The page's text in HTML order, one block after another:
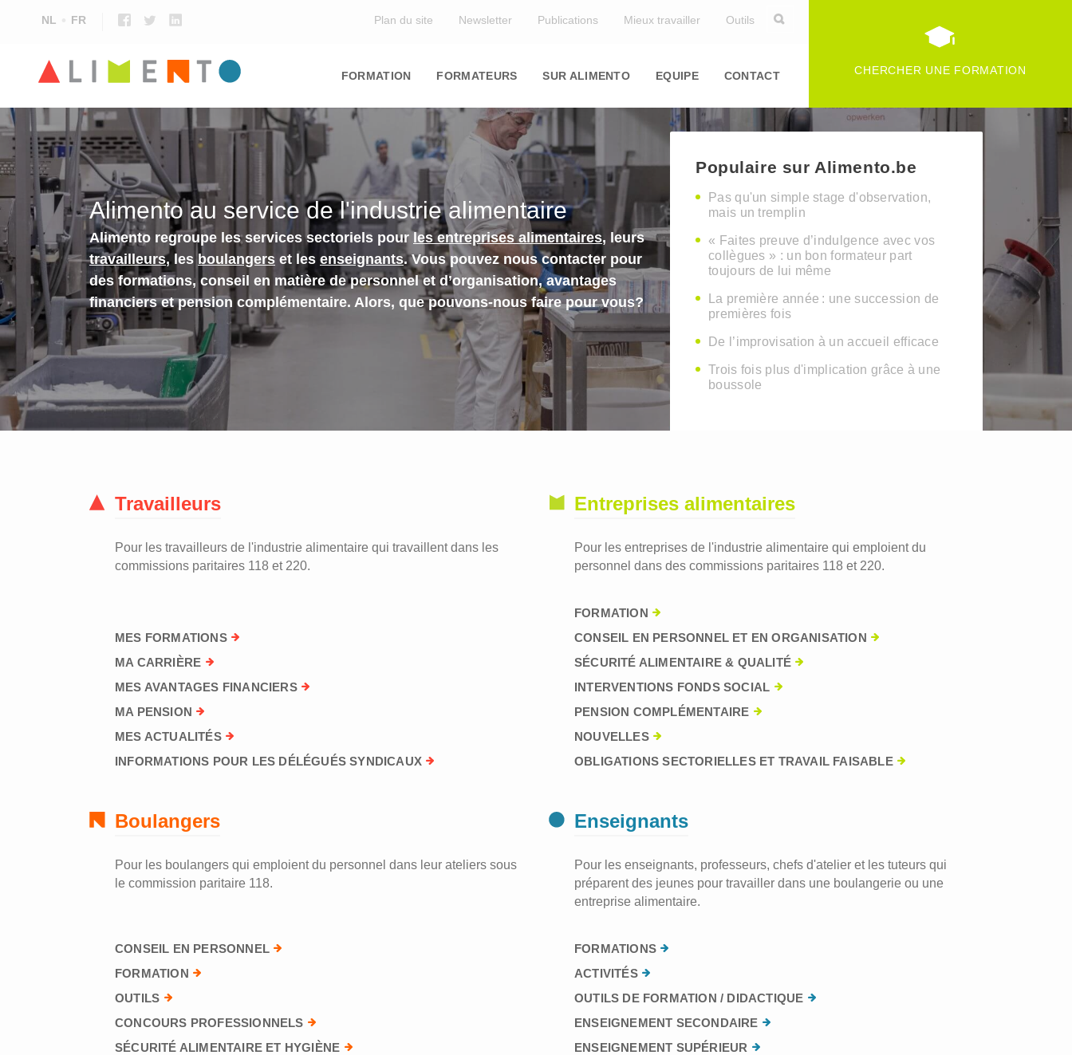
NL FR Plan du site Newsletter Publications Mieux travailler Outils
navigation
FORMATION FORMATEURS SUR ALIMENTO EQUIPE CONTACT CHERCHER UNE FORMATION
Alimento au service de l'industrie alimentaire
Alimento regroupe les services sectoriels pour les entreprises alimentaires, leurs
travailleurs, les boulangers et les enseignants. Vous pouvez nous contacter pour
des formations, conseil en matière de personnel et d’organisation, avantages
financiers et pension complémentaire. Alors, que pouvons-nous faire pour vous?
Populaire sur Alimento.be
Pas qu'un simple stage d'observation,
mais un tremplin
« Faites preuve d’indulgence avec vos
collègues » : un bon formateur part
toujours de lui même
La première année : une succession de
premières fois
De l’improvisation à un accueil efficace
Trois fois plus d'implication grâce à une
boussole
Travailleurs
Pour les travailleurs de l'industrie alimentaire qui travaillent dans les
commissions paritaires 118 et 220.
MES FORMATIONS
MA CARRIÈRE
MES AVANTAGES FINANCIERS
MA PENSION
MES ACTUALITÉS
INFORMATIONS POUR LES DÉLÉGUÉS SYNDICAUX
Entreprises alimentaires
Pour les entreprises de l'industrie alimentaire qui emploient du
personnel dans des commissions paritaires 118 et 220.
FORMATION
CONSEIL EN PERSONNEL ET EN ORGANISATION
SÉCURITÉ ALIMENTAIRE & QUALITÉ
INTERVENTIONS FONDS SOCIAL
PENSION COMPLÉMENTAIRE
NOUVELLES
OBLIGATIONS SECTORIELLES ET TRAVAIL FAISABLE
Boulangers
Pour les boulangers qui emploient du personnel dans leur ateliers sous
le commission paritaire 118.
CONSEIL EN PERSONNEL
FORMATION
OUTILS
CONCOURS PROFESSIONNELS
SÉCURITÉ ALIMENTAIRE ET HYGIÈNE
Enseignants
Pour les enseignants, professeurs, chefs d'atelier et les tuteurs qui
préparent des jeunes pour travailler dans une boulangerie ou une
entreprise alimentaire.
FORMATIONS
ACTIVITÉS
OUTILS DE FORMATION / DIDACTIQUE
ENSEIGNEMENT SECONDAIRE
ENSEIGNEMENT SUPÉRIEUR